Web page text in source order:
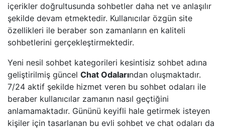
içerikler doğrultusunda sohbetler daha net ve anlaşılır
şekilde devam etmektedir. Kullanıcılar özgün site
özellikleri ile beraber son zamanların en kaliteli
sohbetlerini gerçekleştirmektedir.
Yeni nesil sohbet kategorileri kesintisiz sohbet adına
geliştirilmiş güncel Chat Odalarından oluşmaktadır.
7/24 aktif şekilde hizmet veren bu sohbet odaları ile
beraber kullanıcılar zamanın nasıl geçtiğini
anlamamaktadır. Gününü keyifli hale getirmek isteyen
kişiler için tasarlanan bu evli sohbet ve chat odaları da